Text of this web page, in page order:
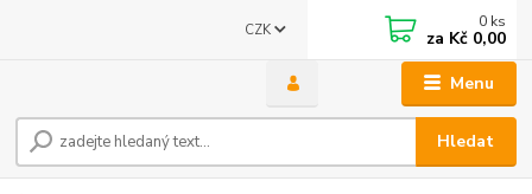
Menu
CZK
Hledat
0 ks
za Kč 0,00